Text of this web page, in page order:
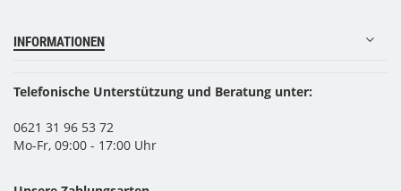
INFORMATIONEN
Telefonische Unterstützung und Beratung unter:
0621 31 96 53 72
Mo-Fr, 09:00 - 17:00 Uhr